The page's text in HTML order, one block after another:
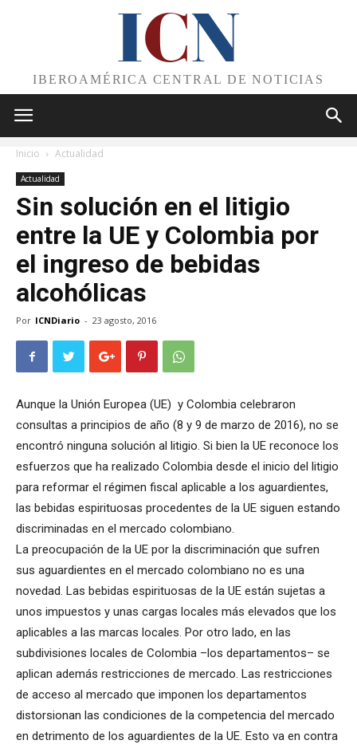
ICN
IBEROAMÉRICA CENTRAL DE NOTICIAS
Inicio Actualidad
Actualidad
Sin solución en el litigio
entre la UE y Colombia por
el ingreso de bebidas
alcohólicas
Por ICNDiario - 23 agosto, 2016
Aunque la Unión Europea (UE) y Colombia celebraron
consultas a principios de año (8 y 9 de marzo de 2016), no se
encontró ninguna solución al litigio. Si bien la UE reconoce los
esfuerzos que ha realizado Colombia desde el inicio del litigio
para reformar el régimen fiscal aplicable a los aguardientes,
las bebidas espirituosas procedentes de la UE siguen estando
discriminadas en el mercado colombiano.
La preocupación de la UE por la discriminación que sufren
sus aguardientes en el mercado colombiano no es una
novedad. Las bebidas espirituosas de la UE están sujetas a
unos impuestos y unas cargas locales más elevados que los
aplicables a las marcas locales. Por otro lado, en las
subdivisiones locales de Colombia –los departamentos– se
aplican además restricciones de mercado. Las restricciones
de acceso al mercado que imponen los departamentos
distorsionan las condiciones de la competencia del mercado
en detrimento de los aguardientes de la UE. Esto va en contra